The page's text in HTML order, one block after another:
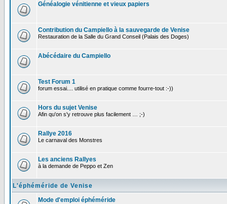
Généalogie vénitienne et vieux papiers
Contribution du Campiello à la sauvegarde de Venise
Restauration de la Salle du Grand Conseil (Palais des Doges)
Abécédaire du Campiello
Test Forum 1
forum essai.... utilisé en pratique comme fourre-tout :-))
Hors du sujet Venise
Afin qu'on s'y retrouve plus facilement … ;-)
Rallye 2016
Le carnaval des Monstres
Les anciens Rallyes
à la demande de Peppo et Zen
L'éphéméride de Venise
Mode d'emploi éphéméride